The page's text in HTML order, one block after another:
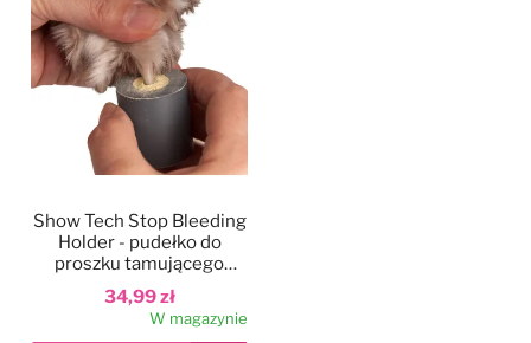
34,99 zł
Show Tech Stop Bleeding
Holder - pudełko do
proszku tamującego
krwawienie
W magazynie